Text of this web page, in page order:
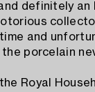
definitely an
and
porcelain
Royal